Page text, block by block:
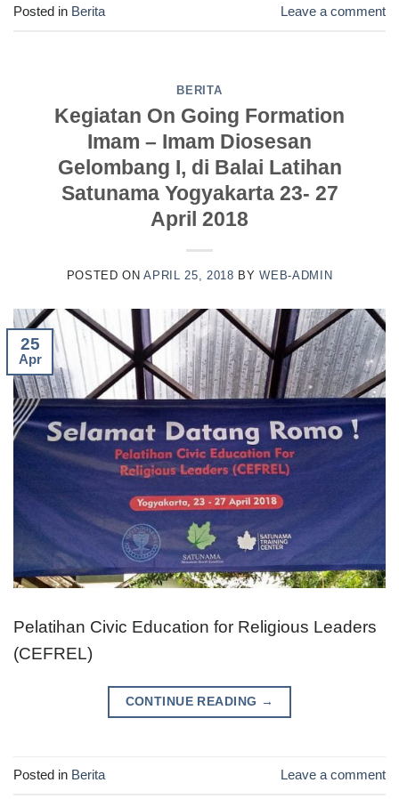
Posted in Berita Leave a comment
BERITA
Kegiatan On Going Formation
Imam – Imam Diosesan
Gelombang I, di Balai Latihan
Satunama Yogyakarta 23- 27
April 2018
POSTED ONAPRIL 25, 2018 BYWEB-ADMIN
25
Apr
Pelatihan Civic Education for Religious Leaders
(CEFREL)
CONTINUE READING →
Posted in Berita Leave a comment